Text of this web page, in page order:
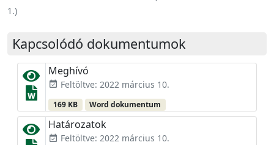
1.)
Kapcsolódó dokumentumok
Meghívó
event_available Feltöltve: 2022 március 10.
169 KB Word dokumentum
Határozatok
event_available Feltöltve: 2022 március 10.